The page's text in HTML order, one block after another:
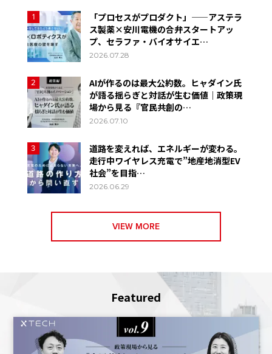
1
「プロセスがプロダクト」——アステラ
ス製薬×安川電機の合弁スタートアッ
プ、セラファ・バイオサイエ…
2026.07.28
2
AIが作るのは最大公約数。ヒャダイン氏
が語る揺らぎと対話が生む価値｜政策現
場から見る『官民共創の…
2026.07.10
3
道路を変えれば、エネルギーが変わる。
走行中ワイヤレス充電で”地産地消型EV
社会”を目指…
2026.06.29
VIEW MORE
Featured